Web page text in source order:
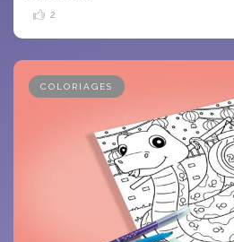
2
COLORIAGES